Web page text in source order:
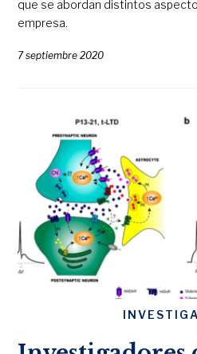
que se abordan distintos
empresa.
7 septiembre 2020